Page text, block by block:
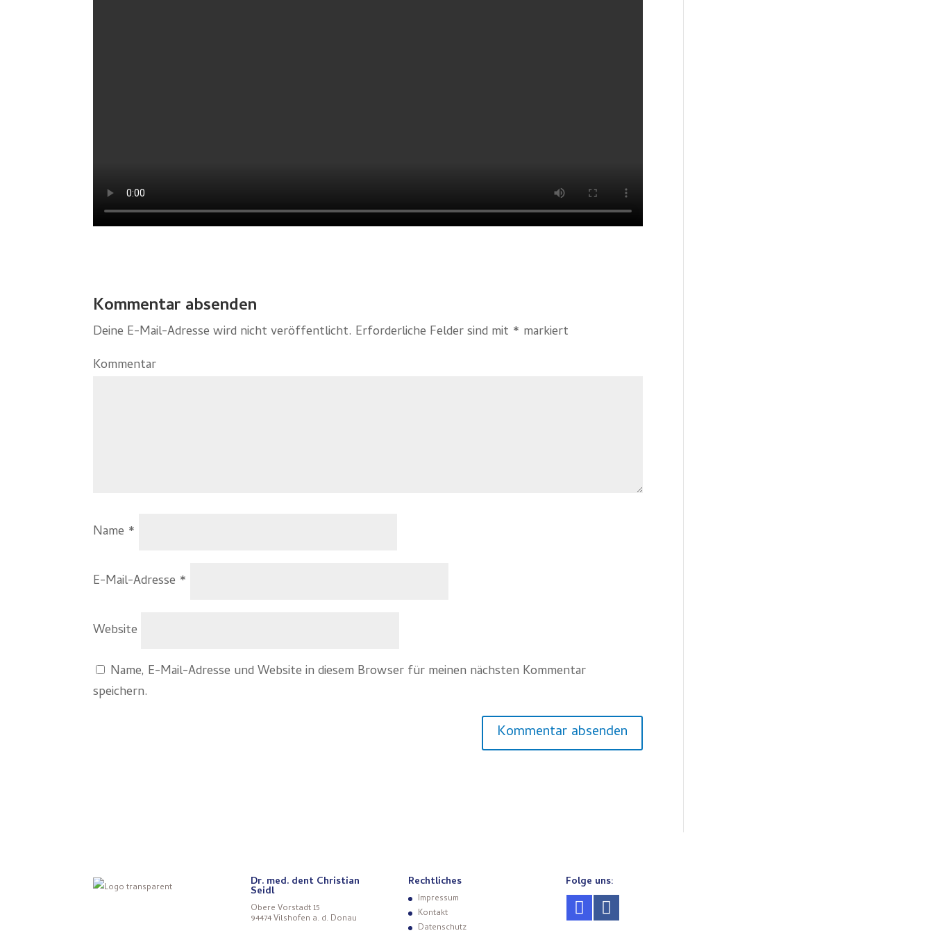
Kommentar absenden
Deine E-Mail-Adresse wird nicht veröffentlicht. Erforderliche Felder sind mit * markiert
Kommentar
Name *
E-Mail-Adresse *
Website
Name, E-Mail-Adresse und Website in diesem Browser für meinen nächsten Kommentar
speichern.
Dr. med. dent Christian
Seidl
Obere Vorstadt 15
94474 Vilshofen a. d. Donau
Rechtliches
Impressum
Kontakt
Datenschutz
Folge uns: